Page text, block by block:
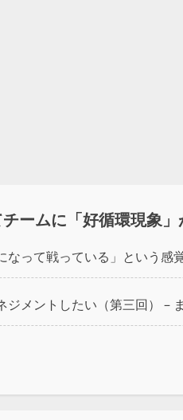
ームに「好循環現象」
なって戦っている」という
ジメントしたい（第三回） –